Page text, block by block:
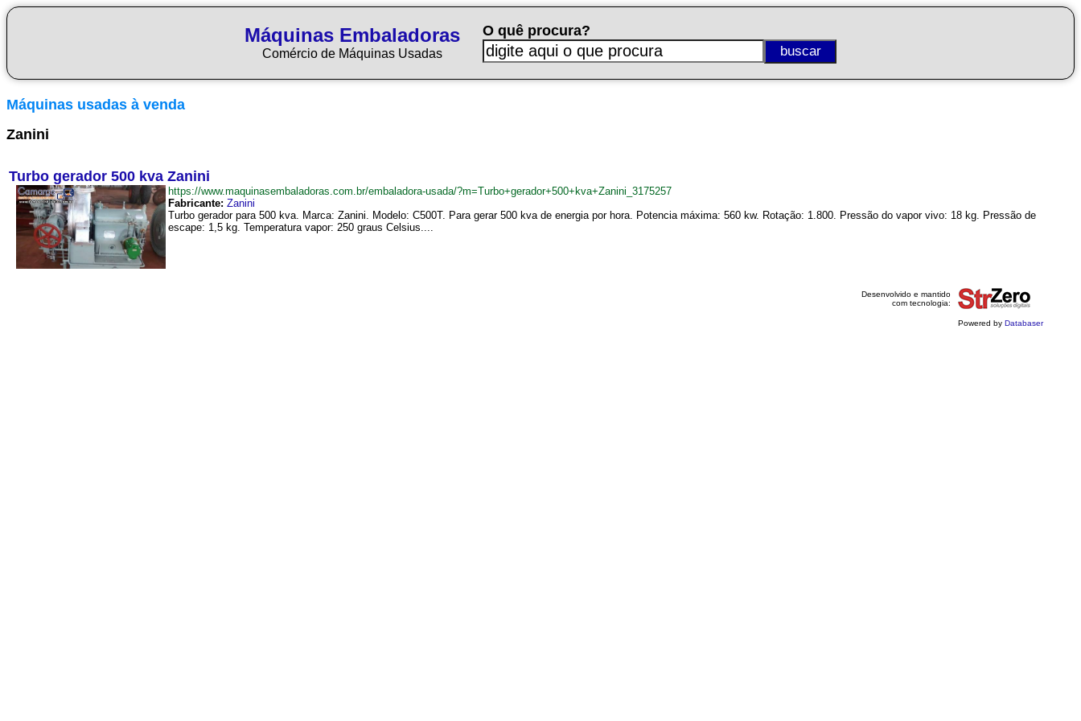
Máquinas Embaladoras
Comércio de Máquinas Usadas
O quê procura?
Máquinas usadas à venda
Zanini
Turbo gerador 500 kva Zanini
https://www.maquinasembaladoras.com.br/embaladora-usada/?m=Turbo+gerador+500+kva+Zanini_3175257
Fabricante: Zanini
Turbo gerador para 500 kva. Marca: Zanini. Modelo: C500T. Para gerar 500 kva de energia por hora. Potencia máxima: 560 kw. Rotação: 1.800. Pressão do vapor vivo: 18 kg. Pressão de
escape: 1,5 kg. Temperatura vapor: 250 graus Celsius....
Desenvolvido e mantido
com tecnologia:
Powered by Databaser